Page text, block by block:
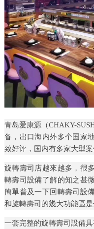
青岛爱康源（CHAKY-
备，出口海内外多个国家
致好评，国内有多家大型
旋轉壽司店越來越多，很
轉壽司設備了解的知之甚
簡單普及一下回轉壽司設
和旋轉壽司的幾大功能區是
一套完整的旋轉壽司設備